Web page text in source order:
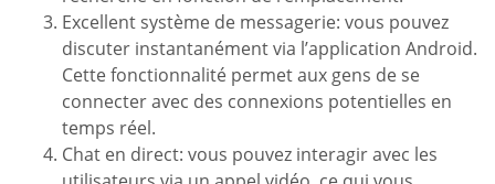
Excellent système de messagerie: vous pouvez
discuter instantanément via l’application Android.
Cette fonctionnalité permet aux gens de se
connecter avec des connexions potentielles en
temps réel.
Chat en direct: vous pouvez interagir avec les